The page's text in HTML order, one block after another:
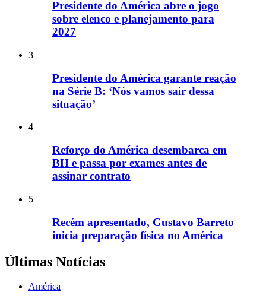
Presidente do América abre o jogo
sobre elenco e planejamento para
2027
3
Presidente do América garante reação
na Série B: ‘Nós vamos sair dessa
situação’
4
Reforço do América desembarca em
BH e passa por exames antes de
assinar contrato
5
Recém apresentado, Gustavo Barreto
inicia preparação física no América
Últimas Notícias
América